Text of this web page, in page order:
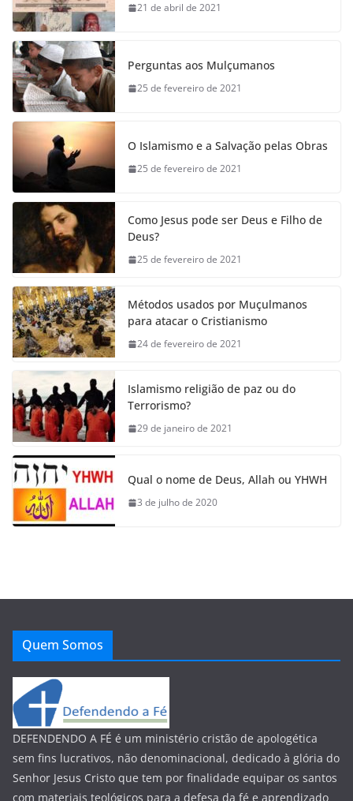
21 de abril de 2021
Perguntas aos Mulçumanos
25 de fevereiro de 2021
O Islamismo e a Salvação pelas Obras
25 de fevereiro de 2021
Como Jesus pode ser Deus e Filho de
Deus?
25 de fevereiro de 2021
Métodos usados por Muçulmanos
para atacar o Cristianismo
24 de fevereiro de 2021
Islamismo religião de paz ou do
Terrorismo?
29 de janeiro de 2021
Qual o nome de Deus, Allah ou YHWH
3 de julho de 2020
Quem Somos
DEFENDENDO A FÉ é um ministério cristão de apologética
sem fins lucrativos, não denominacional, dedicado à glória do
Senhor Jesus Cristo que tem por finalidade equipar os santos
com materiais teológicos para a defesa da fé e aprendizado